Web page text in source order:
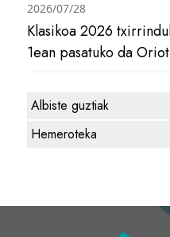
Klasikoa 2026
1ean pasatuko da
2026/07/28
Albiste guztiak
Hemeroteka